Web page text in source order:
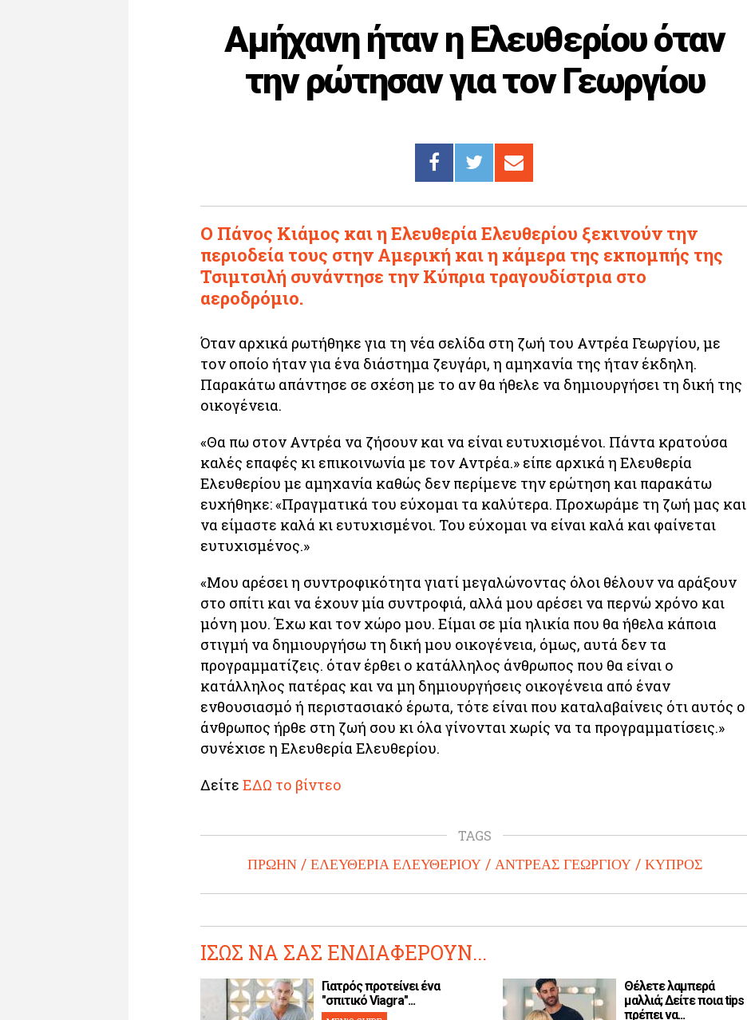
Αμήχανη ήταν η Ελευθερίου όταν
την ρώτησαν για τον Γεωργίου
Ο Πάνος Κιάμος και η Ελευθερία Ελευθερίου ξεκινούν την
περιοδεία τους στην Αμερική και η κάμερα της εκπομπής της
Τσιμτσιλή συνάντησε την Κύπρια τραγουδίστρια στο
αεροδρόμιο.
Όταν αρχικά ρωτήθηκε για τη νέα σελίδα στη ζωή του Αντρέα Γεωργίου, με
τον οποίο ήταν για ένα διάστημα ζευγάρι, η αμηχανία της ήταν έκδηλη.
Παρακάτω απάντησε σε σχέση με το αν θα ήθελε να δημιουργήσει τη δική της
οικογένεια.
«Θα πω στον Αντρέα να ζήσουν και να είναι ευτυχισμένοι. Πάντα κρατούσα
καλές επαφές κι επικοινωνία με τον Αντρέα.» είπε αρχικά η Ελευθερία
Ελευθερίου με αμηχανία καθώς δεν περίμενε την ερώτηση και παρακάτω
ευχήθηκε: «Πραγματικά του εύχομαι τα καλύτερα. Προχωράμε τη ζωή μας και
να είμαστε καλά κι ευτυχισμένοι. Του εύχομαι να είναι καλά και φαίνεται
ευτυχισμένος.»
«Μου αρέσει η συντροφικότητα γιατί μεγαλώνοντας όλοι θέλουν να αράξουν
στο σπίτι και να έχουν μία συντροφιά, αλλά μου αρέσει να περνώ χρόνο και
μόνη μου. Έχω και τον χώρο μου. Είμαι σε μία ηλικία που θα ήθελα κάποια
στιγμή να δημιουργήσω τη δική μου οικογένεια, όμως, αυτά δεν τα
προγραμματίζεις. όταν έρθει ο κατάλληλος άνθρωπος που θα είναι ο
κατάλληλος πατέρας και να μη δημιουργήσεις οικογένεια από έναν
ενθουσιασμό ή περιστασιακό έρωτα, τότε είναι που καταλαβαίνεις ότι αυτός ο
άνθρωπος ήρθε στη ζωή σου κι όλα γίνονται χωρίς να τα προγραμματίσεις.»
συνέχισε η Ελευθερία Ελευθερίου.
Δείτε ΕΔΩ το βίντεο
TAGS
ΠΡΩΗΝ ΕΛΕΥΘΕΡΙΑ ΕΛΕΥΘΕΡΙΟΥ ΑΝΤΡΕΑΣ ΓΕΩΡΓΙΟΥ ΚΥΠΡΟΣ
ΙΣΩΣ ΝΑ ΣΑΣ ΕΝΔΙΑΦΕΡΟΥΝ...
Γιατρός προτείνει ένα
"σπιτικό Viagra"...
Θέλετε λαμπερά
μαλλιά; Δείτε ποια tips
πρέπει να...